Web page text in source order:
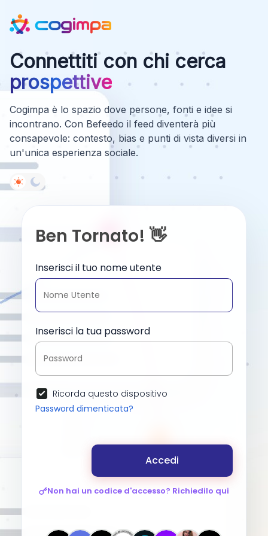
Connettiti con chi cerca
prospettive
Cogimpa è lo spazio dove persone, fonti e idee si
incontrano. Con Befeedo il feed diventerà più
consapevole: contesto, bias e punti di vista diversi in
un'unica esperienza sociale.
Ben Tornato! 👋
Inserisci il tuo nome utente
Inserisci la tua password
Ricorda questo dispositivo
Password dimenticata?
Accedi
Non hai un codice d'accesso? Richiedilo qui